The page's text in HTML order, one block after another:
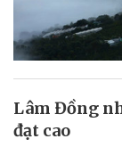
Lâm Đồng
đạt cao